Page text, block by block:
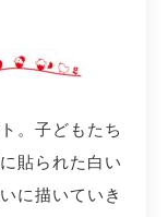
。子どもたち
貼られた白い
に描いていき